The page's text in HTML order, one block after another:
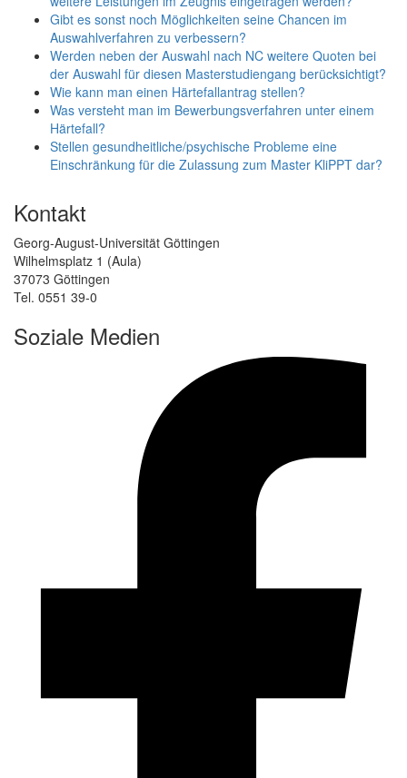
Gibt es sonst noch Möglichkeiten seine Chancen im
Auswahlverfahren zu verbessern?
Werden neben der Auswahl nach NC weitere Quoten bei
der Auswahl für diesen Masterstudiengang berücksichtigt?
Wie kann man einen Härtefallantrag stellen?
Was versteht man im Bewerbungsverfahren unter einem
Härtefall?
Stellen gesundheitliche/psychische Probleme eine
Einschränkung für die Zulassung zum Master KliPPT dar?
Kontakt
Georg-August-Universität Göttingen
Wilhelmsplatz 1 (Aula)
37073 Göttingen
Tel. 0551 39-0
Soziale Medien